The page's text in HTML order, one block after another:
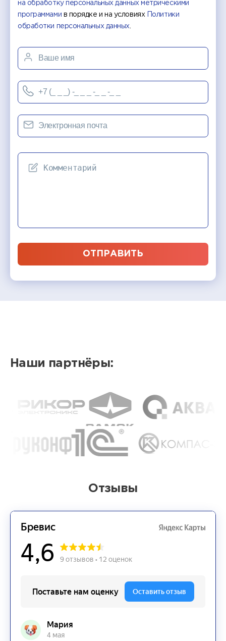
на обработку персональных данных метрическими
программами в порядке и на условиях
Политики
обработки персональных данных
ОТПРАВИТЬ
Наши партнёры:
Отзывы